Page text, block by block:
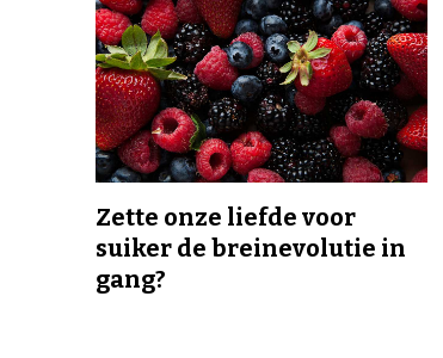
Zette onze liefde voor
suiker de breinevolutie in
gang?